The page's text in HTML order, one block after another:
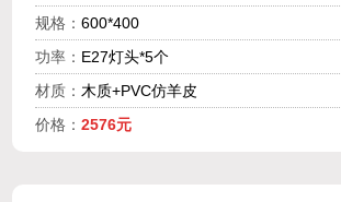
规格： 600*400
功率： E27灯头*5个
材质： 木质+PVC仿羊皮
价格： 2576元